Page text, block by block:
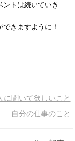
トは続いていき
きますように！
に聞いて欲しいこと
自分の仕事のこと